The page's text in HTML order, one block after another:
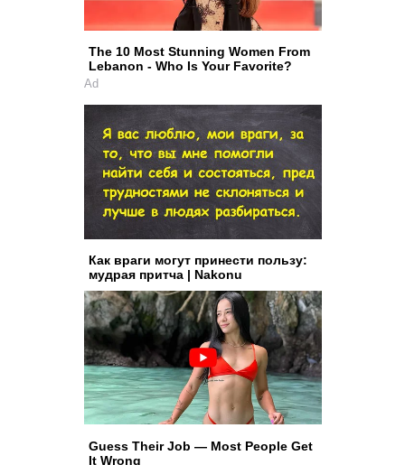
The 10 Most Stunning Women From
Lebanon - Who Is Your Favorite?
Ad
Как враги могут принести пользу:
мудрая притча | Nakonu
Guess Their Job — Most People Get
It Wrong